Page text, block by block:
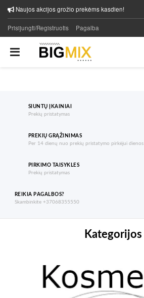
Naujos akcijos grožio prekėms kasdien!
Prisijungti/Registruotis Pagalba
SIUNTŲ ĮKAINIAI
Prekių pristatymas
PREKIŲ GRĄŽINIMAS
Per 14 dienų nuo prekių pristatymo pirkėjui dienos
PIRKIMO TAISYKLES
Prekių pristatymas
REIKIA PAGALBOS?
Skambinkite +37068355550
Kategorijos